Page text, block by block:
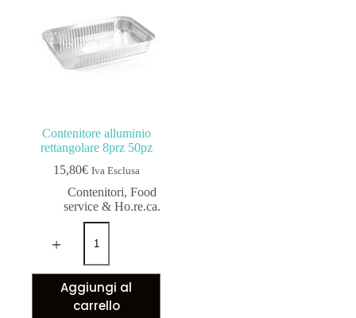
Contenitore alluminio
rettangolare 8prz 50pz
15,80€ Iva Esclusa
Contenitori,Food
service & Ho.re.ca.
Aggiungi al
carrello